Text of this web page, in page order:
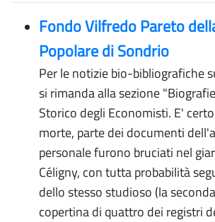
Fondo Vilfredo Pareto
Popolare di Sondrio
Per le notizie bio-bibliografiche
si rimanda alla sezione
Storico degli Economisti. E'
morte, parte dei documenti
personale furono bruciati nel
Céligny, con tutta probabilità
dello stesso studioso (la
copertina di quattro dei registri